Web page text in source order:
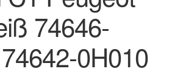
74646-
0H010